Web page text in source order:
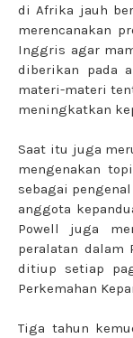
di Afrika jauh
merencanakan
Inggris agar
diberikan pada
materi-materi
meningkatkan
Saat itu juga
mengenakan
sebagai
anggota
Powell juga
peralatan dalam
ditiup setiap
Perkemahan
Tiga tahun